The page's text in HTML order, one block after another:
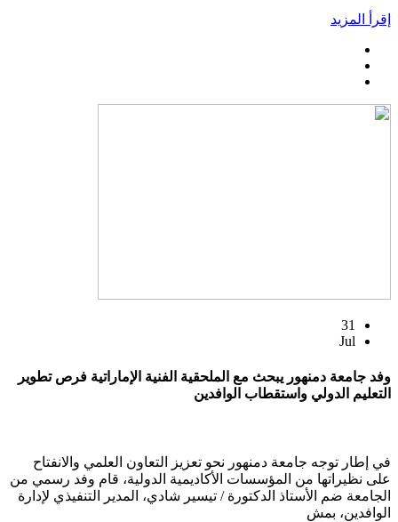
إقرأ المزيد
31
Jul
وفد جامعة دمنهور يبحث مع الملحقية الفنية الإماراتية فرص تطوير
التعليم الدولي واستقطاب الوافدين
في إطار توجه جامعة دمنهور نحو تعزيز التعاون العلمي والانفتاح
على نظيراتها من المؤسسات الأكاديمية الدولية، قام وفد رسمي من
الجامعة ضم الأستاذ الدكتورة / تيسير شادي، المدير التنفيذي لإدارة
الوافدين، بمش